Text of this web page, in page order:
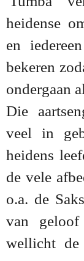
heidense
en
bekeren
ondergaan
Die
veel in
heidens
de vele
o.a. de
van geloof
wellicht